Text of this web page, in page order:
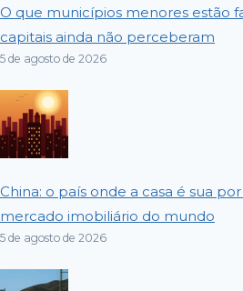
O que municípios menores estão
capitais ainda não perceberam
5 de agosto de 2026
China: o país onde a casa é sua
mercado imobiliário do mundo
5 de agosto de 2026